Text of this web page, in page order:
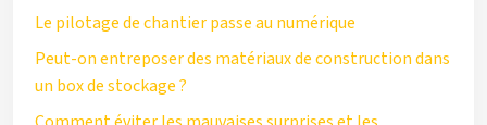
Le pilotage de chantier passe au numérique
Peut-on entreposer des matériaux de construction dans
un box de stockage ?